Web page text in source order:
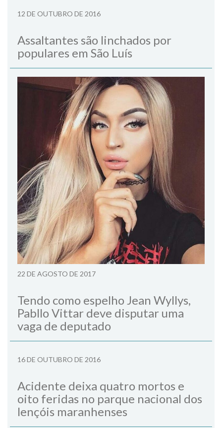
12 DE OUTUBRO DE 2016
Assaltantes são linchados por
populares em São Luís
22 DE AGOSTO DE 2017
Tendo como espelho Jean Wyllys,
Pabllo Vittar deve disputar uma
vaga de deputado
16 DE OUTUBRO DE 2016
Acidente deixa quatro mortos e
oito feridas no parque nacional dos
lençóis maranhenses